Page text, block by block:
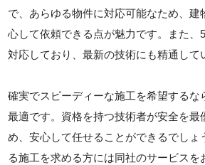
で、あらゆる物件に対応可能なため、建
心して依頼できる点が魅力です。また、
対応しており、最新の技術にも精通して
確実でスピーディーな施工を希望するな
最適です。資格を持つ技術者が安全を最
め、安心して任せることができるでしょ
る施工を求める方には同社のサービスを